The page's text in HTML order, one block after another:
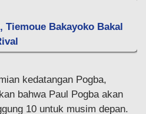
Tiemoue Bakayoko Bakal
kedatangan Pogba,
bahwa Paul Pogba akan
10 untuk musim depan.